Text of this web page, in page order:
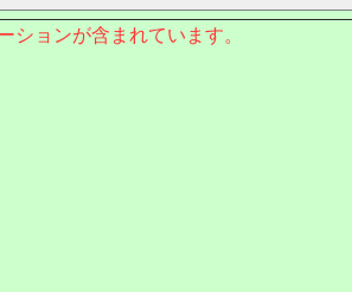
ションが含まれています。